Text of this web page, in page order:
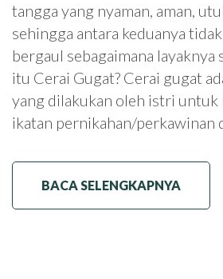
tangga yang nyaman, aman,
sehingga antara keduanya
bergaul sebagaimana layaknya
itu Cerai Gugat? Cerai gugat
yang dilakukan oleh istri untuk
ikatan pernikahan/perkawinan
BACA SELENGKAPNYA